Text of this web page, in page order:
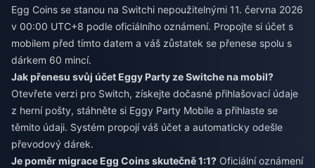
Egg Coins se stanou na Switchi nepoužitelnými 11. června 2026
v 00:00 UTC+8 podle oficiálního oznámení. Propojte si účet s
mobilem před tímto datem a váš zůstatek se přenese spolu s
dárkem 60 mincí.
Jak přenesu svůj účet Eggy Party ze Switche na mobil?
Otevřete verzi pro Switch, získejte dočasné přihlašovací údaje
z herní pošty, stáhněte si Eggy Party Mobile a přihlaste se
těmito údaji. Systém propojí váš účet a automaticky odešle
převodový dárek.
Je poměr migrace Egg Coins skutečně 1:1? Oficiální oznámení